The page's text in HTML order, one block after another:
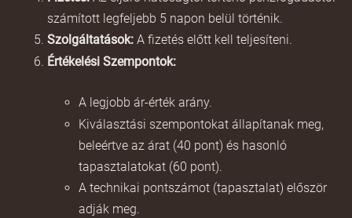
számított legfeljebb 5 napon belül történik.
Szolgáltatások: A fizetés előtt kell teljesíteni.
Értékelési Szempontok:
A legjobb ár-érték arány.
Kiválasztási szempontokat állapítanak meg,
beleértve az árat (40 pont) és hasonló
tapasztalatokat (60 pont).
A technikai pontszámot (tapasztalat) először
adják meg.